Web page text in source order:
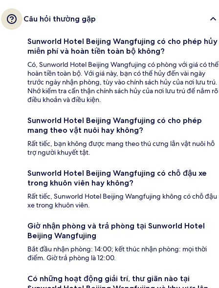
Câu hỏi thường gặp
Sunworld Hotel Beijing Wangfujing có cho phép hủy
miễn phí và hoàn tiền toàn bộ không?
Có, Sunworld Hotel Beijing Wangfujing có phòng với giá có thể
hoàn tiền toàn bộ. Với giá này, bạn có thể hủy đến vài ngày
trước ngày nhận phòng, tùy vào chính sách hủy của nơi lưu trú.
Nhớ kiểm tra cẩn thận chính sách hủy của nơi lưu trú để nắm rõ
điều khoản và điều kiện.
Sunworld Hotel Beijing Wangfujing có cho phép
mang theo vật nuôi hay không?
Rất tiếc, bạn không được mang theo thú cưng lẫn vật nuôi hỗ
trợ người khuyết tật.
Sunworld Hotel Beijing Wangfujing có chỗ đậu xe
trong khuôn viên hay không?
Rất tiếc, Sunworld Hotel Beijing Wangfujing không có chỗ đậu
xe trong khuôn viên.
Giờ nhận phòng và trả phòng tại Sunworld Hotel
Beijing Wangfujing
Bắt đầu nhận phòng: 14:00; kết thúc nhận phòng: mọi thời
điểm. Giờ trả phòng là 12:00.
Có những hoạt động giải trí, thư giãn nào tại